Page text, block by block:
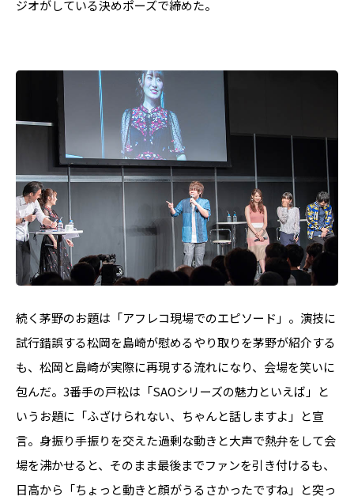
ジオがしている決めポーズで締めた。
続く茅野のお題は「アフレコ現場でのエピソード」。演技に
試行錯誤する松岡を島崎が慰めるやり取りを茅野が紹介する
も、松岡と島崎が実際に再現する流れになり、会場を笑いに
包んだ。3番手の戸松は「SAOシリーズの魅力といえば」と
いうお題に「ふざけられない、ちゃんと話しますよ」と宣
言。身振り手振りを交えた過剰な動きと大声で熱弁をして会
場を沸かせると、そのまま最後までファンを引き付けるも、
日高から「ちょっと動きと顔がうるさかったですね」と突っ